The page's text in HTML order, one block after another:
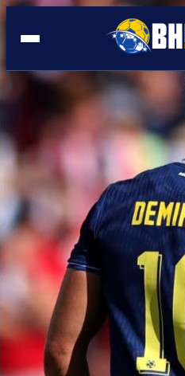
TRANSFERMARKT
17:54, 04.03.2021
KAKAV JE TO
u TOP 10
Autor:
E. Ganibegović
17:54, 04.03.2021